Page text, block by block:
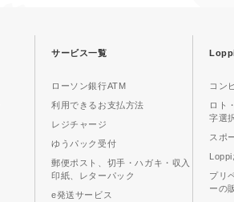
サービス一覧
ローソン銀行ATM
利用できるお支払方法
レジチャージ
ゆうパック受付
郵便ポスト、切手・ハガキ・収入
印紙、レターパック
e発送サービス
コン
ロト
字選
スポ
プリ
ーの